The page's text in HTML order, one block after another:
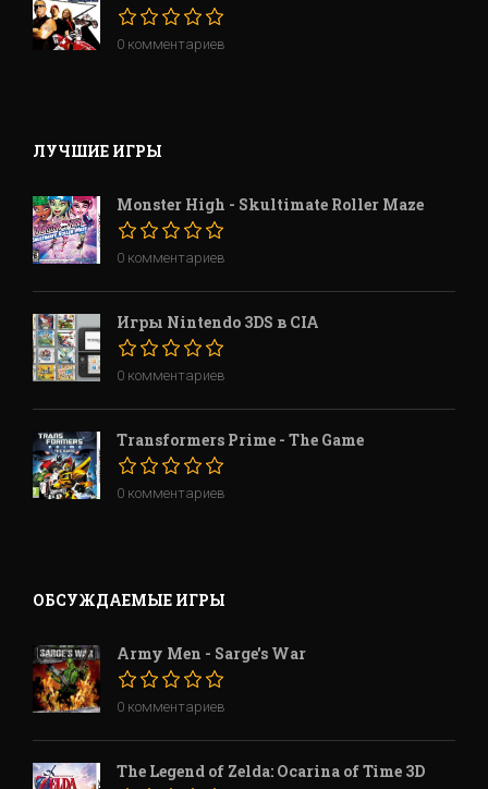
0 комментариев
ЛУЧШИЕ ИГРЫ
Monster High - Skultimate Roller Maze
0 комментариев
Игры Nintendo 3DS в CIA
0 комментариев
Transformers Prime - The Game
0 комментариев
ОБСУЖДАЕМЫЕ ИГРЫ
Army Men - Sarge's War
0 комментариев
The Legend of Zelda: Ocarina of Time 3D